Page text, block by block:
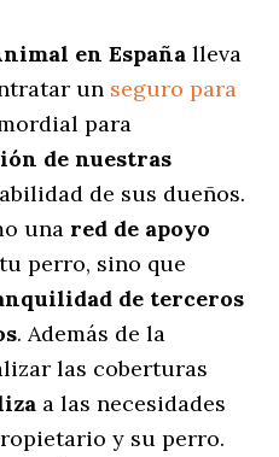
en España lleva
un seguro para
para
de nuestras
de sus dueños.
una red de apoyo
perro, sino que
de terceros
. Además de la
las coberturas
a las necesidades
y su perro.